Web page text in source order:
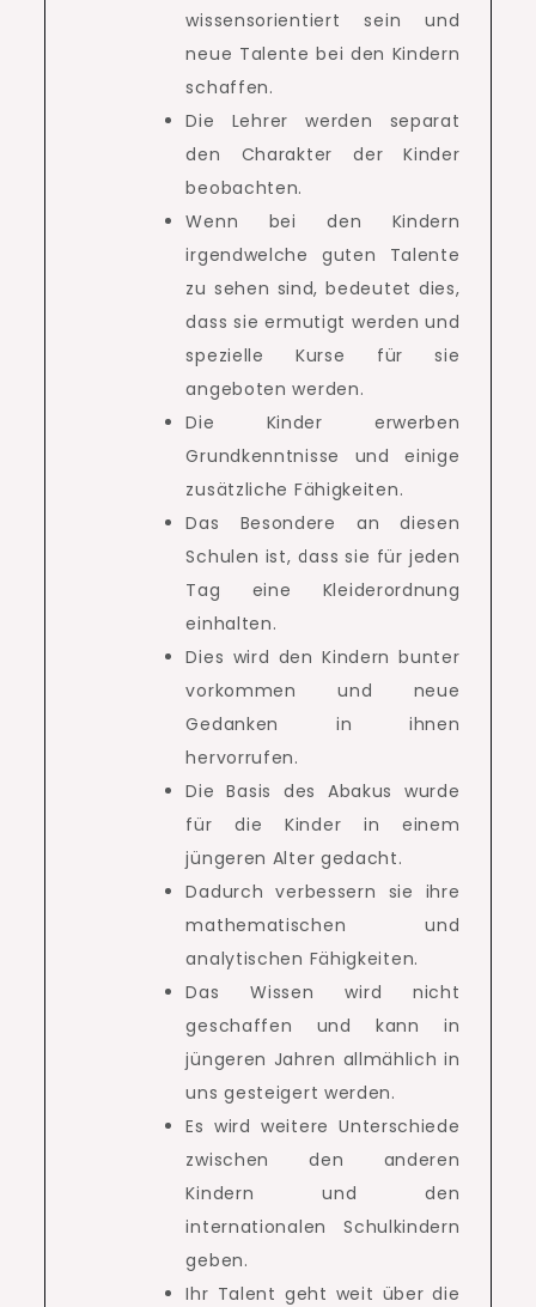
wissensorientiert sein und
neue Talente bei den Kindern
schaffen.
Die Lehrer werden separat
den Charakter der Kinder
beobachten.
Wenn bei den Kindern
irgendwelche guten Talente
zu sehen sind, bedeutet dies,
dass sie ermutigt werden und
spezielle Kurse für sie
angeboten werden.
Die Kinder erwerben
Grundkenntnisse und einige
zusätzliche Fähigkeiten.
Das Besondere an diesen
Schulen ist, dass sie für jeden
Tag eine Kleiderordnung
einhalten.
Dies wird den Kindern bunter
vorkommen und neue
Gedanken in ihnen
hervorrufen.
Die Basis des Abakus wurde
für die Kinder in einem
jüngeren Alter gedacht.
Dadurch verbessern sie ihre
mathematischen und
analytischen Fähigkeiten.
Das Wissen wird nicht
geschaffen und kann in
jüngeren Jahren allmählich in
uns gesteigert werden.
Es wird weitere Unterschiede
zwischen den anderen
Kindern und den
internationalen Schulkindern
geben.
Ihr Talent geht weit über die